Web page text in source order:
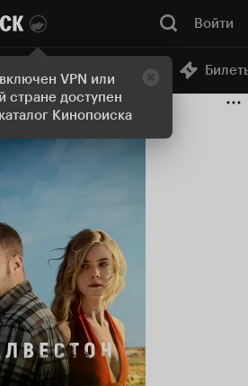
VPN или
стране доступен
Кинопоиска
Войти
Онлайн-кинотеатр